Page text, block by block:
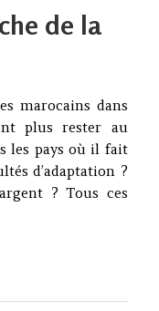
de la
marocains dans
plus rester au
les pays où il fait
d’adaptation ?
? Tous ces
recherche de la